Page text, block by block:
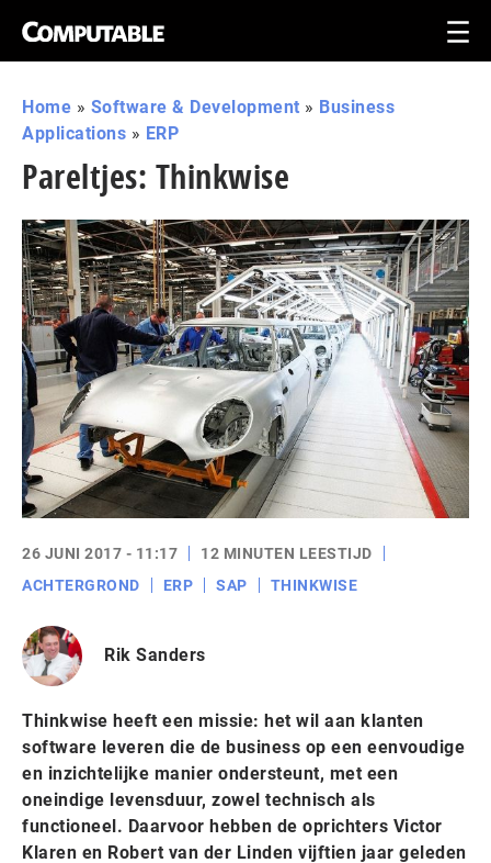
Home » Software & Development » Business
Applications » ERP
Pareltjes: Thinkwise
26 JUNI 2017 - 11:17
12 MINUTEN LEESTIJD
ACHTERGROND
ERP SAP THINKWISE
Rik Sanders
Thinkwise heeft een missie: het wil aan klanten
software leveren die de business op een eenvoudige
en inzichtelijke manier ondersteunt, met een
oneindige levensduur, zowel technisch als
functioneel. Daarvoor hebben de oprichters Victor
Klaren en Robert van der Linden vijftien jaar geleden